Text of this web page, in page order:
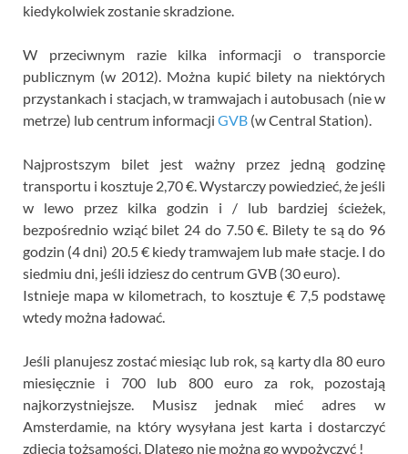
kiedykolwiek zostanie skradzione.
W przeciwnym razie kilka informacji o transporcie
publicznym (w 2012). Można kupić bilety na niektórych
przystankach i stacjach, w tramwajach i autobusach (nie w
metrze) lub centrum informacji GVB (w Central Station).
Najprostszym bilet jest ważny przez jedną godzinę
transportu i kosztuje 2,70 €. Wystarczy powiedzieć, że jeśli
w lewo przez kilka godzin i / lub bardziej ścieżek,
bezpośrednio wziąć bilet 24 do 7.50 €. Bilety te są do 96
godzin (4 dni) 20.5 € kiedy tramwajem lub małe stacje. I do
siedmiu dni, jeśli idziesz do centrum GVB (30 euro).
Istnieje mapa w kilometrach, to kosztuje € 7,5 podstawę
wtedy można ładować.
Jeśli planujesz zostać miesiąc lub rok, są karty dla 80 euro
miesięcznie i 700 lub 800 euro za rok, pozostają
najkorzystniejsze. Musisz jednak mieć adres w
Amsterdamie, na który wysyłana jest karta i dostarczyć
zdjęcia tożsamości. Dlatego nie można go wypożyczyć !